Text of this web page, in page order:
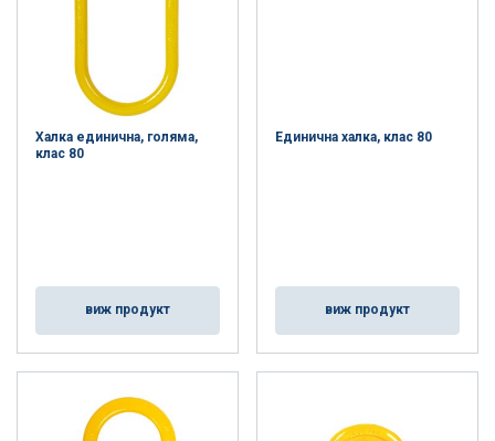
Халка единична, голяма,
клас 80
виж продукт
Единична халка, клас 80
виж продукт